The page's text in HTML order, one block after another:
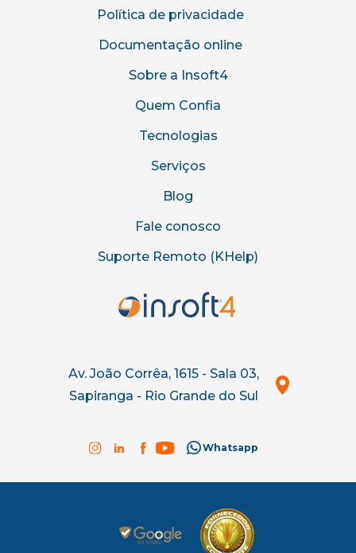
Política de privacidade
Documentação online
Sobre a Insoft4
Quem Confia
Tecnologias
Serviços
Blog
Fale conosco
Suporte Remoto (KHelp)
Av. João Corrêa, 1615 - Sala 03,
Sapiranga - Rio Grande do Sul
Whatsapp